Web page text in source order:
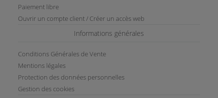
Paiement libre
Ouvrir un compte client / Créer un accès web
Informations générales
Conditions Générales de Vente
Mentions légales
Protection des données personnelles
Gestion des cookies